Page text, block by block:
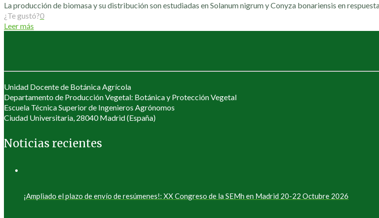
La producción de biomasa y su distribución son estudiadas en Solanum nigrum y Conyza bonariensis en
¿Te gustó?0
Leer más
Unidad Docente de Botánica Agrícola
Departamento de Producción Vegetal: Botánica y Protección Vegetal
Escuela Técnica Superior de Ingenieros Agrónomos
Ciudad Universitaria, 28040 Madrid (España)
Noticias recientes
¡Ampliado el plazo de envío de resúmenes!: XX Congreso de la SEMh en Madrid 20-22 Octubre 2026